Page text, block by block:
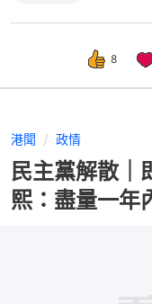
8
港聞 政情
民主黨解散
熙：盡量一年